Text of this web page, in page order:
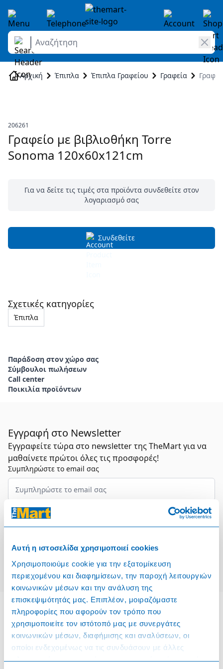
Αυτή η ιστοσελίδα χρησιμοποιεί cookies
Χρησιμοποιούμε cookie για την εξατομίκευση
περιεχομένου και διαφημίσεων, την παροχή λειτουργιών
κοινωνικών μέσων και την ανάλυση της
επισκεψιμότητάς μας. Επιπλέον, μοιραζόμαστε
πληροφορίες που αφορούν τον τρόπο που
χρησιμοποιείτε τον ιστότοπό μας με συνεργάτες
κοινωνικών μέσων, διαφήμισης και αναλύσεων, οι
οποίοι ενδεχομένως να τις συνδυάσουν με άλλες
πληροφορίες που τους έχετε παραχωρήσει ή τις οποίες
Skip to Content
Αναζήτηση
Αρχική Έπιπλα Έπιπλα Γραφείου Γραφεία
206261
Γραφείο με βιβλιοθήκη Torre
Sonoma 120x60x121cm
Για να δείτε τις τιμές στα προϊόντα συνδεθείτε στον
λογαριασμό σας
Συνδεθείτε
Σχετικές κατηγορίες
Έπιπλα
Παράδοση στον χώρο σας
Σύμβουλοι πωλήσεων
Call center
Ποικιλία προϊόντων
Εγγραφή στο Newsletter
Εγγραφείτε τώρα στο newsletter της TheMart για να
μαθαίνετε πρώτοι όλες τις προσφορές!
Συμπληρώστε το email σας
Επιλέξτε τον τομέα σας
Πληροφορίες
Όροι & Προϋποθέσεις